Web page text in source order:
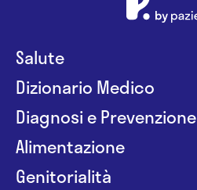
Salute
Dizionario Medico
Diagnosi e Prevenzione
Alimentazione
Genitorialità